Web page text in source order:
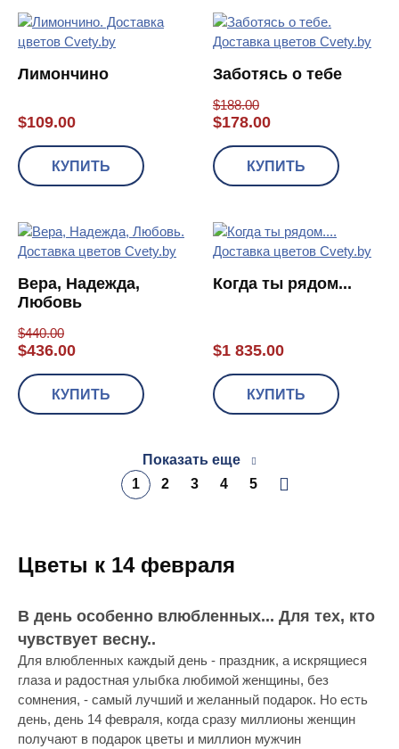
Лимончино
$109.00
КУПИТЬ
Заботясь о тебе
$188.00
$178.00
КУПИТЬ
Вера, Надежда,
Любовь
$440.00
$436.00
КУПИТЬ
Когда ты рядом...
$1 835.00
КУПИТЬ
Показать еще
1
2 3 4 5
Цветы к 14 февраля
В день особенно влюбленных... Для тех, кто
чувствует весну..
Для влюбленных каждый день - праздник, а искрящиеся
глаза и радостная улыбка любимой женщины, без
сомнения, - самый лучший и желанный подарок. Но есть
день, день 14 февраля, когда сразу миллионы женщин
получают в подарок цветы и миллион мужчин